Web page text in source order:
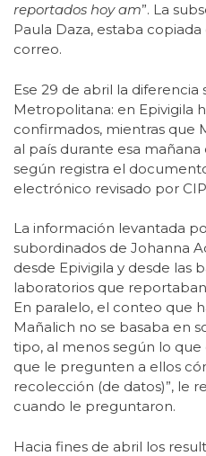
reportados hoy am”. La
Paula Daza, estaba
correo.
Ese 29 de abril la
Metropolitana: en Epivigila
confirmados, mientras que
al país durante esa
según registra el
electrónico revisado por
La información levantada
subordinados de Johanna
desde Epivigila y desde las
laboratorios que
En paralelo, el conteo que
Mañalich no se basaba en
tipo, al menos según lo
que le pregunten a ellos
recolección (de datos)”, le
cuando le preguntaron.
Hacia fines de abril los